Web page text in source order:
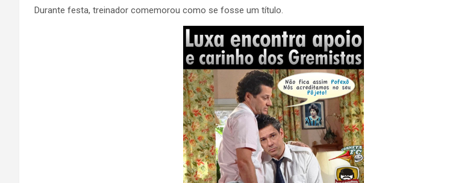
Durante festa, treinador comemorou como se fosse um título.